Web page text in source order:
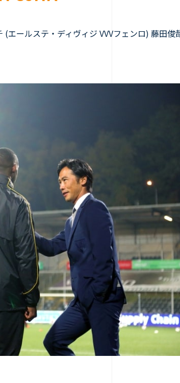
エールステ・ディヴィジ VVVフェンロ) 藤田俊